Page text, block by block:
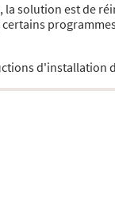
la solution est de
d'installation